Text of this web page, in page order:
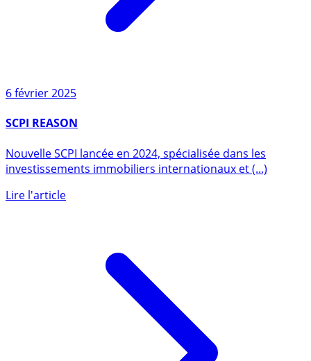
Nouvelle SCPI lancée en 2024, spécialisée dans les
investissements immobiliers internationaux et (...)